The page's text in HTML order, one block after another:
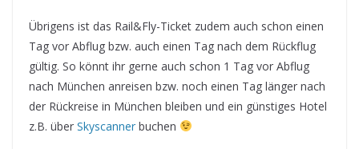
Übrigens ist das Rail&Fly-Ticket zudem auch schon einen
Tag vor Abflug bzw. auch einen Tag nach dem Rückflug
gültig. So könnt ihr gerne auch schon 1 Tag vor Abflug
nach München anreisen bzw. noch einen Tag länger nach
der Rückreise in München bleiben und ein günstiges Hotel
z.B. über Skyscanner buchen